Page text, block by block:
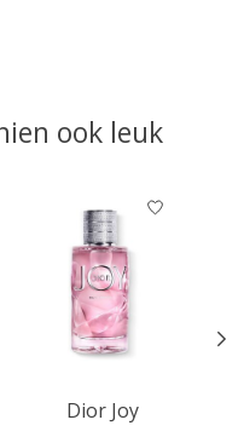
ook leuk
Dior Joy